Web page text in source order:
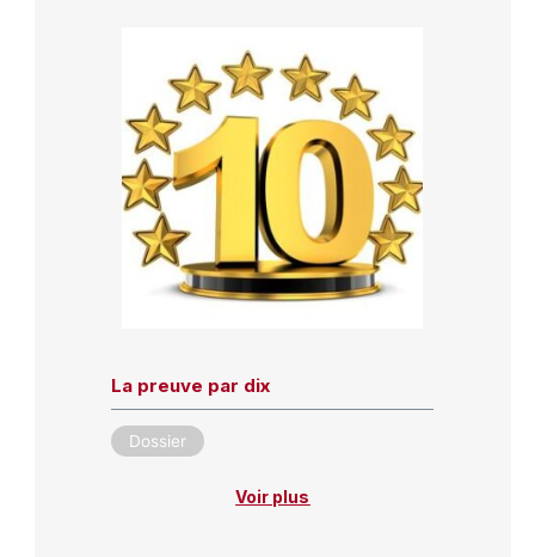
La preuve par dix
Dossier
Voir plus